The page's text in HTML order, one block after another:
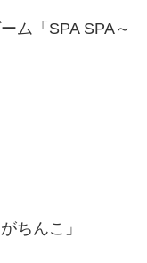
ム「SPA SPA～
ちんこ」